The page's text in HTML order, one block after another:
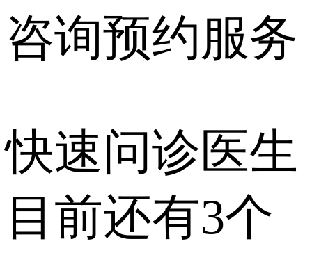
咨询预约服务
快速问诊医生
目前还有3个